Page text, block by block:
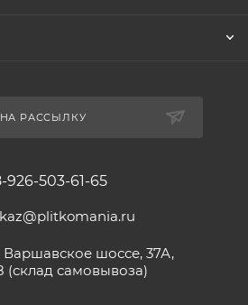
РАССЫЛКУ
926-503-61-65
Варшавское шоссе, 37А,
(склад самовывоза)